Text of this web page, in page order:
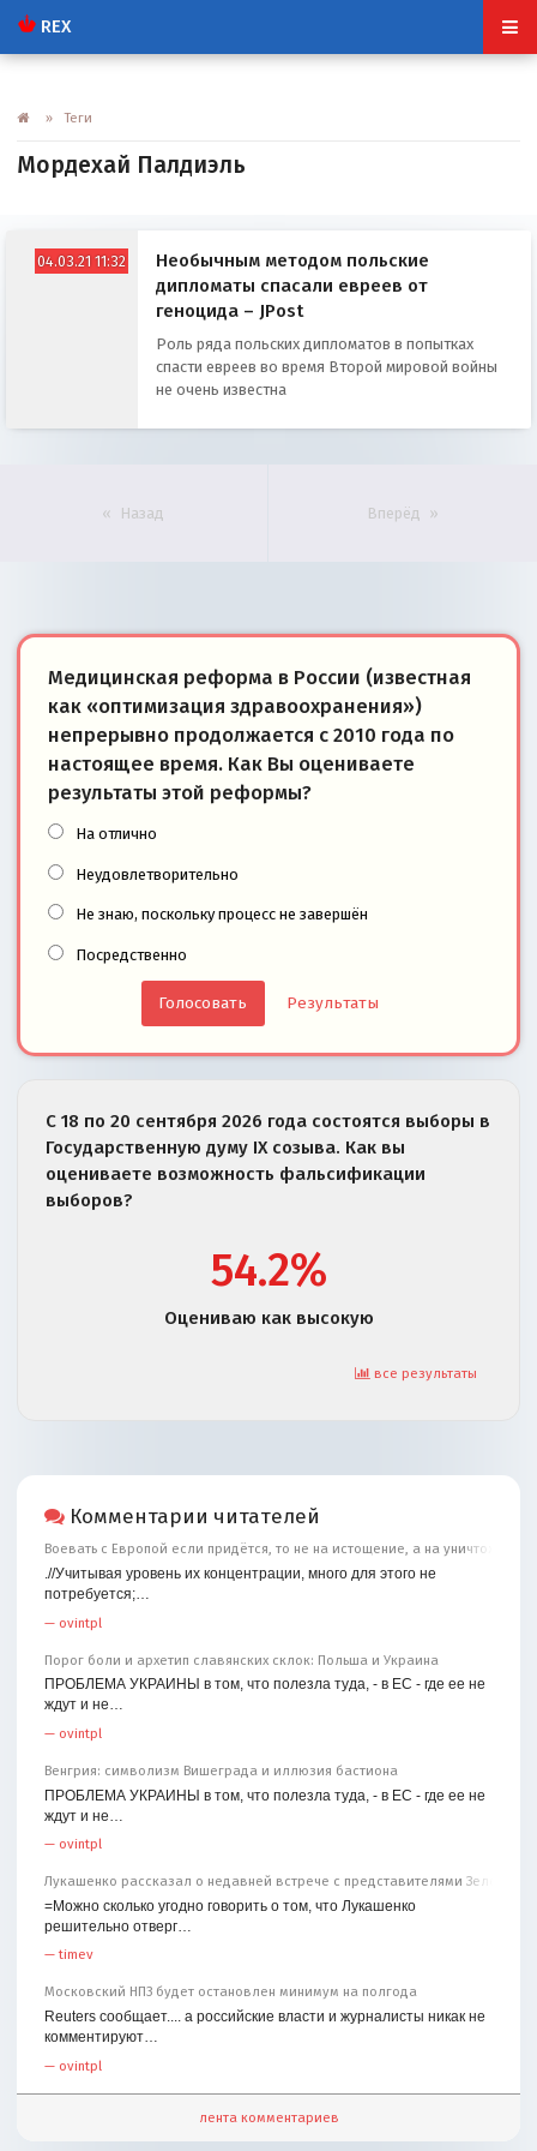
REX
» Теги
Мордехай Палдиэль
04.03.21 11:32
Необычным методом польские
дипломаты спасали евреев от
геноцида – JPost
Роль ряда польских дипломатов в попытках
спасти евреев во время Второй мировой войны
не очень известна
Назад Вперёд
Медицинская реформа в России (известная
как «оптимизация здравоохранения»)
непрерывно продолжается с 2010 года по
настоящее время. Как Вы оцениваете
результаты этой реформы?
На отлично
Неудовлетворительно
Не знаю, поскольку процесс не завершён
Посредственно
Результаты
С 18 по 20 сентября 2026 года состоятся выборы в
Государственную думу IX созыва. Как вы
оцениваете возможность фальсификации
выборов?
54.2%
Оцениваю как высокую
все результаты
Комментарии читателей
Воевать с Европой если придётся, то не на истощение, а на уничтожение
.//Учитывая уровень их концентрации, много для этого не
потребуется;…
— ovintpl
Порог боли и архетип славянских склок: Польша и Украина
ПРОБЛЕМА УКРАИНЫ в том, что полезла туда, - в ЕС - где ее не
ждут и не…
— ovintpl
Венгрия: символизм Вишеграда и иллюзия бастиона
ПРОБЛЕМА УКРАИНЫ в том, что полезла туда, - в ЕС - где ее не
ждут и не…
— ovintpl
Лукашенко рассказал о недавней встрече с представителями
=Можно сколько угодно говорить о том, что Лукашенко
решительно отверг…
—timev
Московский НПЗ будет остановлен минимум на полгода
Reuters сообщает.... а российские власти и журналисты никак не
комментируют…
— ovintpl
лента комментариев